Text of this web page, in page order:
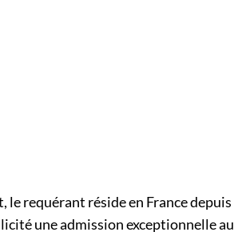
le requérant réside en France depuis
une admission exceptionnelle au